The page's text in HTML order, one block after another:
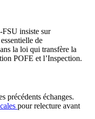
insiste sur
de
la loi qui transfère la
POFE et l’Inspection.
précédents échanges.
pour relecture avant